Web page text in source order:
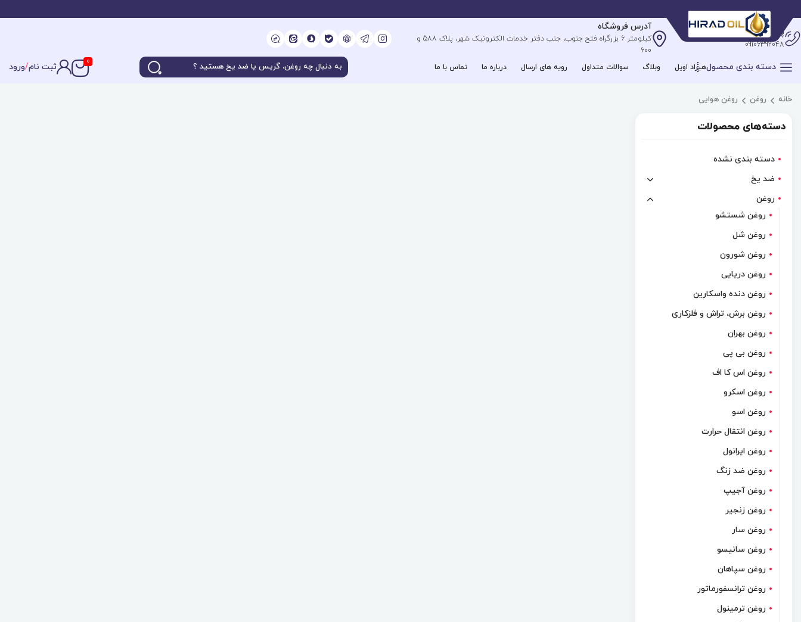
پشتیبانی آنلاین
09106392048
آدرس فروشگاه
کیلومتر 6 بزرگراه فتح جنوب، جنب دفتر خدمات الکترونیک شهر، پلاک 588 و
600
دسته بندی محصولهیراد اویل وبلاگ سوالات متداول رویه های ارسال درباره ما تماس با ما
0 ثبت نام/ورود
خانه روغن روغن هوایی
دسته‌های محصولات
دسته بندی نشده
ضد یخ
روغن
روغن شستشو
روغن شل
روغن شورون
روغن دریایی
روغن دنده واسکارین
روغن برش، تراش و فلزکاری
روغن بهران
روغن بی پی
روغن اس کا اف
روغن اسکرو
روغن اسو
روغن انتقال حرارت
روغن ایرانول
روغن ضد زنگ
روغن آجیپ
روغن زنجیر
روغن سار
روغن سانیسو
روغن سپاهان
روغن ترانسفورماتور
روغن ترمینول